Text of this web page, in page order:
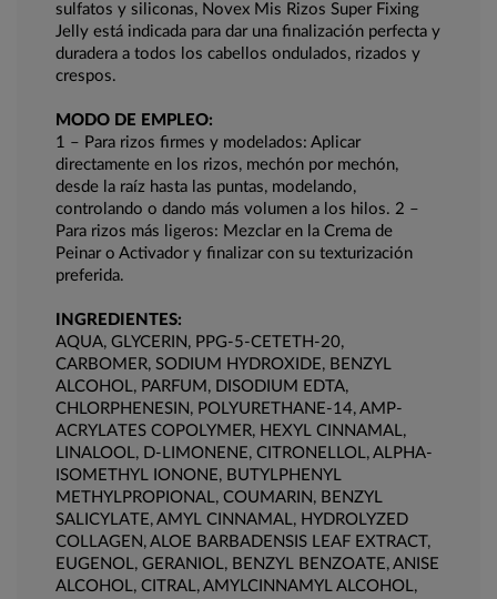
sulfatos y siliconas, Novex Mis Rizos Super Fixing
Jelly está indicada para dar una finalización perfecta y
duradera a todos los cabellos ondulados, rizados y
crespos.
MODO DE EMPLEO:
1 – Para rizos firmes y modelados: Aplicar
directamente en los rizos, mechón por mechón,
desde la raíz hasta las puntas, modelando,
controlando o dando más volumen a los hilos. 2 –
Para rizos más ligeros: Mezclar en la Crema de
Peinar o Activador y finalizar con su texturización
preferida.
INGREDIENTES:
AQUA, GLYCERIN, PPG-5-CETETH-20,
CARBOMER, SODIUM HYDROXIDE, BENZYL
ALCOHOL, PARFUM, DISODIUM EDTA,
CHLORPHENESIN, POLYURETHANE-14, AMP-
ACRYLATES COPOLYMER, HEXYL CINNAMAL,
LINALOOL, D-LIMONENE, CITRONELLOL, ALPHA-
ISOMETHYL IONONE, BUTYLPHENYL
METHYLPROPIONAL, COUMARIN, BENZYL
SALICYLATE, AMYL CINNAMAL, HYDROLYZED
COLLAGEN, ALOE BARBADENSIS LEAF EXTRACT,
EUGENOL, GERANIOL, BENZYL BENZOATE, ANISE
ALCOHOL, CITRAL, AMYLCINNAMYL ALCOHOL,